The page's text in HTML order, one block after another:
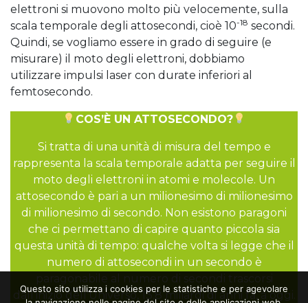
elettroni si muovono molto più velocemente, sulla
scala temporale degli attosecondi, cioè 10-18 secondi.
Quindi, se vogliamo essere in grado di seguire (e
misurare) il moto degli elettroni, dobbiamo
utilizzare impulsi laser con durate inferiori al
femtosecondo.
COS’È UN ATTOSECONDO?
Si tratta di una unità di misura del tempo e
rappresenta la scala temporale adatta per seguire il
moto degli elettroni in atomi e molecole. Un
attosecondo è pari a un milionesimo di milionesimo
di milionesimo di secondo. Non esistono paragoni
che ci permettano di capire quanto piccola sia
questa unità di tempo: qualche volta si legge che il
numero di attosecondi in un secondo è
dall’inizio dell’Universo, 13,8 miliardi di anni fa, a oggi.
Questo sito utilizza i cookies per le statistiche e per agevolare